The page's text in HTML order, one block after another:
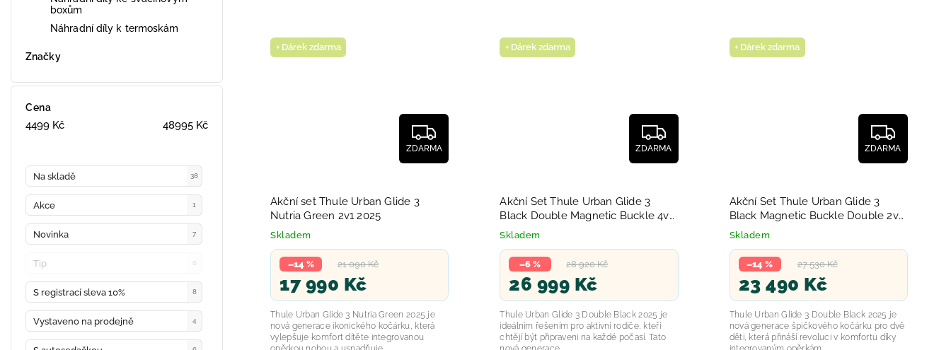
boxům
Náhradní díly k termoskám
Značky
Cena
4499 Kč 48995 Kč
Na skladě 38
Akce 1
Novinka 7
Tip 0
S registrací sleva 10% 8
Vystaveno na prodejně 4
+ Dárek zdarma
ZDARMA
Akční set Thule Urban Glide 3
Nutria Green 2v1 2025
Skladem
21 090 Kč
–14 %
17 990 Kč
Thule Urban Glide 3 Nutria Green 2025 je
nová generace ikonického kočárku, která
vylepšuje komfort dítěte integrovanou
+ Dárek zdarma
ZDARMA
Akční Set Thule Urban Glide 3
Black Double Magnetic Buckle 4v1
2025
Skladem
28 920 Kč
–6 %
26 999 Kč
Thule Urban Glide 3 Double Black 2025 je
ideálním řešením pro aktivní rodiče, kteří
chtějí být připraveni na každé počasí. Tato
+ Dárek zdarma
ZDARMA
Akční Set Thule Urban Glide 3
Black Magnetic Buckle Double 2v1
2025
Skladem
27 530 Kč
–14 %
23 490 Kč
Thule Urban Glide 3 Double Black 2025 je
nová generace špičkového kočárku pro dvě
děti, která přináší revoluci v komfortu díky